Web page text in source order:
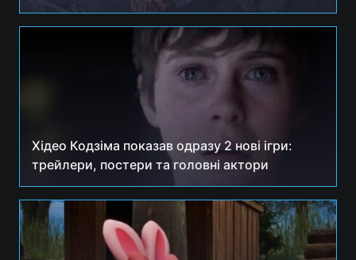
Хідео Кодзіма показав одразу 2 нові ігри:
трейлери, постери та головні актори